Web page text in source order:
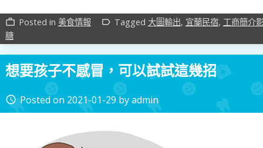
work_outline Posted in 美食情報 label_outline Tagged 大圖輸出, 宜蘭民宿, 工商簡介
糖
想要孩子不感冒，可以試試這幾招
access_time Posted on 2021-01-29 byadmin